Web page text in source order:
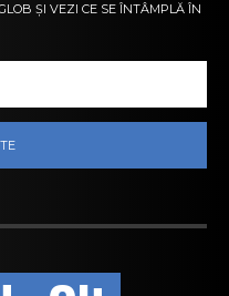
ȘI VEZI CE SE ÎNTÂMPLĂ ÎN